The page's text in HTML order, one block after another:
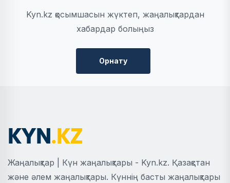
Kyn.kz қосымшасын жүктеп, жаңалықтардан
хабардар болыңыз
Орнату
Жаңалықтар | Күн жаңалықтары - Kyn.kz. Қазақстан
және әлем жаңалықтары. Күннің басты жаңалықтары